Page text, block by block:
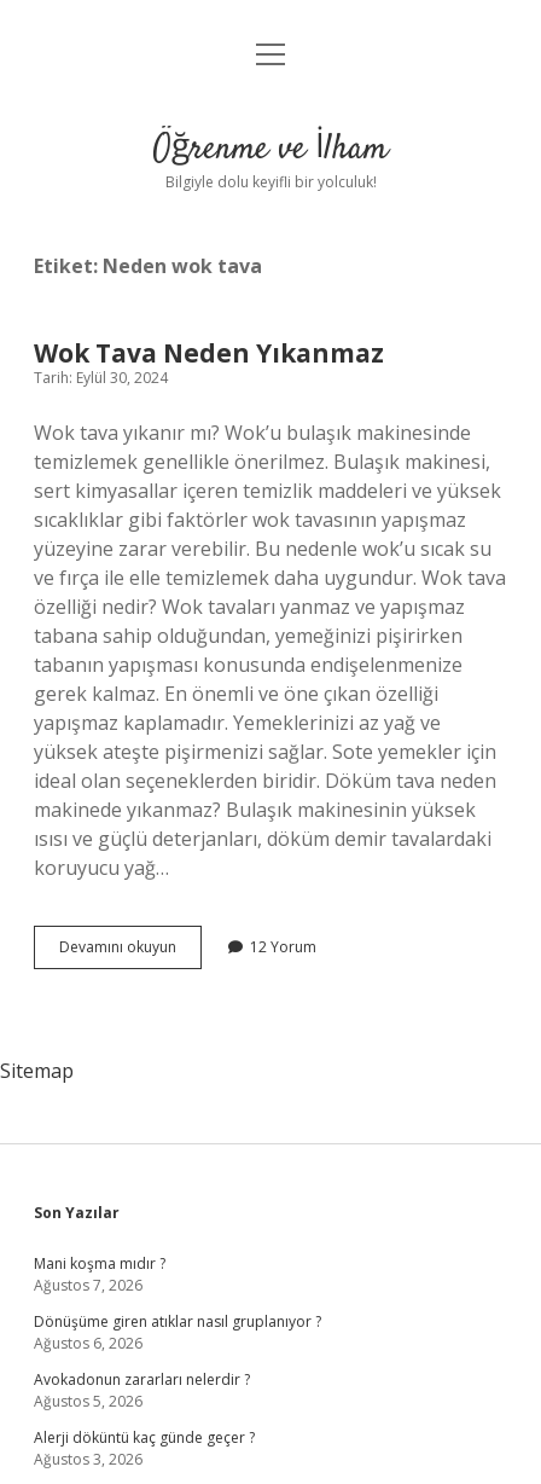
Anasayfa
Yasal Uyarı
menüyü
Öğrenme ve İlham
Bilgiyle dolu keyifli bir yolculuk!
Etiket: Neden wok tava
Wok Tava Neden Yıkanmaz
Tarih: Eylül 30, 2024
Wok tava yıkanır mı? Wok’u bulaşık makinesinde
temizlemek genellikle önerilmez. Bulaşık makinesi,
sert kimyasallar içeren temizlik maddeleri ve yüksek
sıcaklıklar gibi faktörler wok tavasının yapışmaz
yüzeyine zarar verebilir. Bu nedenle wok’u sıcak su
ve fırça ile elle temizlemek daha uygundur. Wok tava
özelliği nedir? Wok tavaları yanmaz ve yapışmaz
tabana sahip olduğundan, yemeğinizi pişirirken
tabanın yapışması konusunda endişelenmenize
gerek kalmaz. En önemli ve öne çıkan özelliği
yapışmaz kaplamadır. Yemeklerinizi az yağ ve
yüksek ateşte pişirmenizi sağlar. Sote yemekler için
ideal olan seçeneklerden biridir. Döküm tava neden
makinede yıkanmaz? Bulaşık makinesinin yüksek
ısısı ve güçlü deterjanları, döküm demir tavalardaki
koruyucu yağ…
Devamını okuyun
Tava
12 Yorum
Sitemap
Sidebar
Son Yazılar
Mani koşma mıdır ?
Ağustos 7, 2026
Dönüşüme giren atıklar nasıl gruplanıyor ?
Ağustos 6, 2026
Avokadonun zararları nelerdir ?
Ağustos 5, 2026
Alerji döküntü kaç günde geçer ?
Ağustos 3, 2026